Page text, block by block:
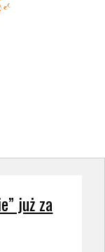
już za